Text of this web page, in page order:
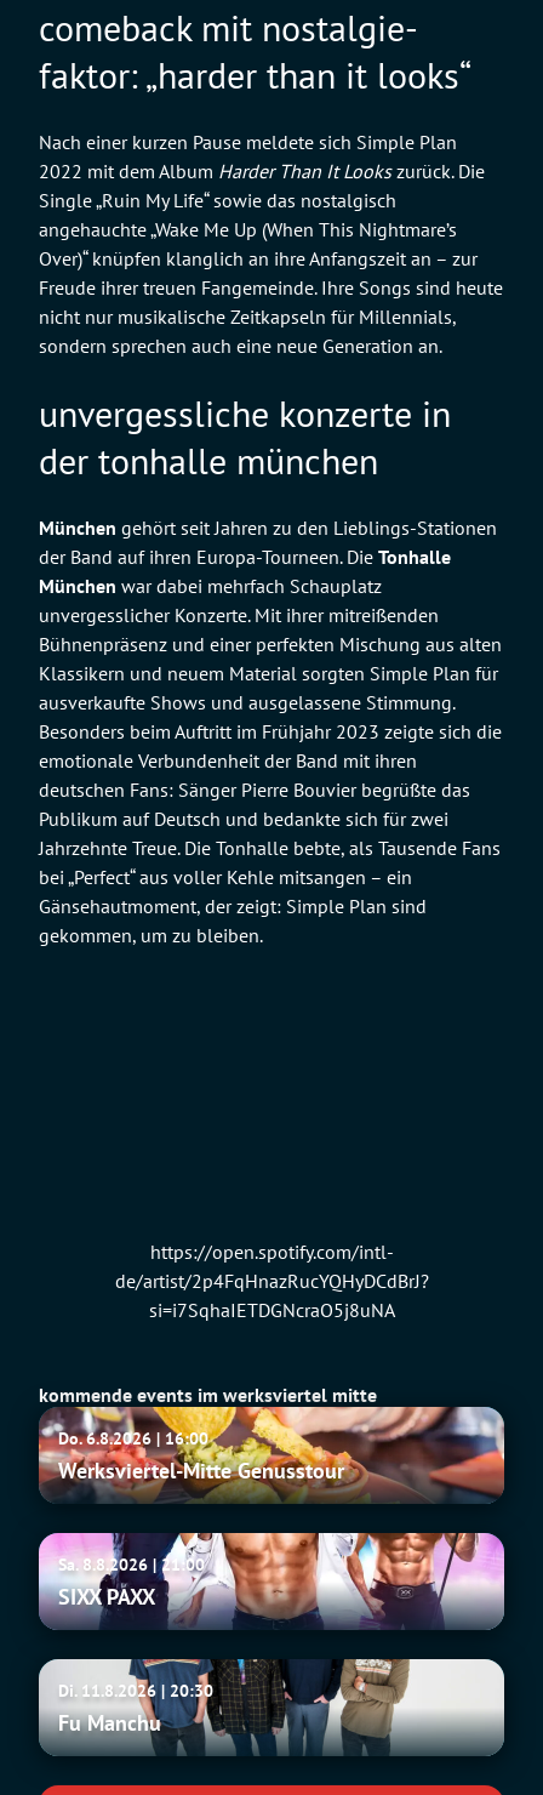
comeback mit nostalgie-
faktor: „harder than it looks“
Nach einer kurzen Pause meldete sich Simple Plan
2022 mit dem Album Harder Than It Lookszurück. Die
Single „Ruin My Life“ sowie das nostalgisch
angehauchte „Wake Me Up (When This Nightmare’s
Over)“ knüpfen klanglich an ihre Anfangszeit an – zur
Freude ihrer treuen Fangemeinde. Ihre Songs sind heute
nicht nur musikalische Zeitkapseln für Millennials,
sondern sprechen auch eine neue Generation an.
unvergessliche konzerte in
der tonhalle münchen
München gehört seit Jahren zu den Lieblings-Stationen
der Band auf ihren Europa-Tourneen. Die Tonhalle
München war dabei mehrfach Schauplatz
unvergesslicher Konzerte. Mit ihrer mitreißenden
Bühnenpräsenz und einer perfekten Mischung aus alten
Klassikern und neuem Material sorgten Simple Plan für
ausverkaufte Shows und ausgelassene Stimmung.
Besonders beim Auftritt im Frühjahr 2023 zeigte sich die
emotionale Verbundenheit der Band mit ihren
deutschen Fans: Sänger Pierre Bouvier begrüßte das
Publikum auf Deutsch und bedankte sich für zwei
Jahrzehnte Treue. Die Tonhalle bebte, als Tausende Fans
bei „Perfect“ aus voller Kehle mitsangen – ein
Gänsehautmoment, der zeigt: Simple Plan sind
gekommen, um zu bleiben.
https://open.spotify.com/intl-
de/artist/2p4FqHnazRucYQHyDCdBrJ?
si=i7SqhaIETDGNcraO5j8uNA
kommende events im werksviertel mitte
Werksviertel-
Mitte
Genusstour
Do. 6.8.2026 | 16:00
Werksviertel-Mitte Genusstour
SIXX
PAXXSa. 8.8.2026 | 21:00
SIXX PAXX
Fu
Manchu
Di. 11.8.2026 | 20:30
Fu Manchu